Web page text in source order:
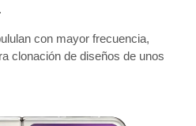
con mayor frecuencia,
clonación de diseños de unos